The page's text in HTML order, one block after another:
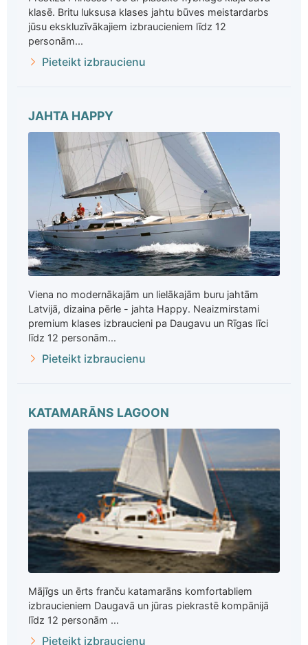
klasē. Britu luksusa klases jahtu būves meistardarbs
jūsu ekskluzīvākajiem izbraucieniem līdz 12
personām...
Pieteikt izbraucienu
JAHTA HAPPY
Viena no modernākajām un lielākajām buru jahtām
Latvijā, dizaina pērle - jahta Happy. Neaizmirstami
premium klases izbraucieni pa Daugavu un Rīgas līci
līdz 12 personām...
Pieteikt izbraucienu
KATAMARĀNS LAGOON
Mājīgs un ērts franču katamarāns komfortabliem
izbraucieniem Daugavā un jūras piekrastē kompānijā
līdz 12 personām ...
Pieteikt izbraucienu